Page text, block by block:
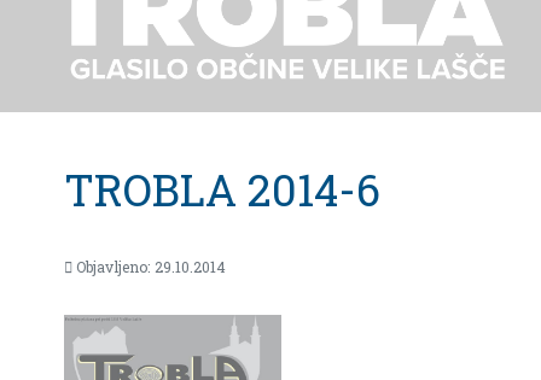
TROBLA 2014-6
Objavljeno: 29.10.2014